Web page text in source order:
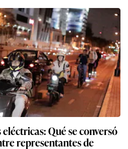
Qué se conversó
representantes de